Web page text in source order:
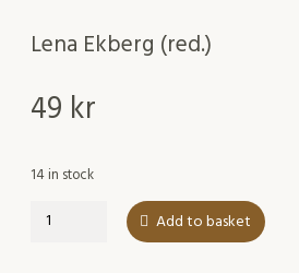
Lena Ekberg (red.)
49 kr
14 in stock
Språket
Add to basket